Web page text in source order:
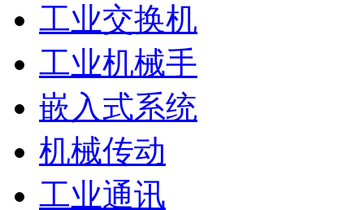
工业交换机
工业机械手
嵌入式系统
机械传动
工业通讯